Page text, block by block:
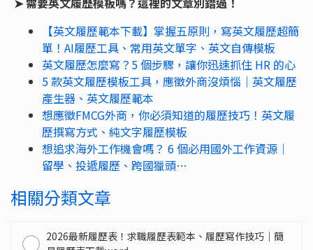
【英文履歷範本下載】掌握五原則，寫英文履歷超簡
單！AI履歷工具、常用英文單字、英文自傳模板
英文履歷怎麼寫？5 個步驟，讓你迅速抓住 HR 的心
5 款英文履歷模板工具，應徵外商沒煩惱｜英文履歷
產生器、英文履歷範本
想應徵FMCG外商，你必須知道的履歷技巧！英文履
歷撰寫方式、純文字履歷模板
想追求海外工作機會嗎？ 6 個必用國外工作資源｜
留學、投遞履歷、跨國獵頭⋯
相關分類文章
2026最新履歷表！求職履歷表範本、履歷寫作技巧｜簡